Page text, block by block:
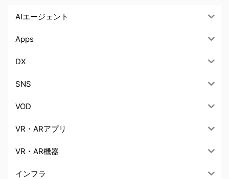
AIエージェント
Apps
DX
SNS
VOD
VR・ARアプリ
VR・AR機器
インフラ